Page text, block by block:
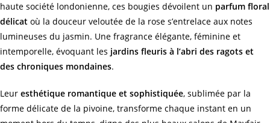
haute société londonienne, ces bougies dévoilent un parfum floral
délicat où la douceur veloutée de la rose s’entrelace aux notes
lumineuses du jasmin. Une fragrance élégante, féminine et
intemporelle, évoquant les jardins fleuris à l’abri des ragots et
des chroniques mondaines.
Leur esthétique romantique et sophistiquée, sublimée par la
forme délicate de la pivoine, transforme chaque instant en un